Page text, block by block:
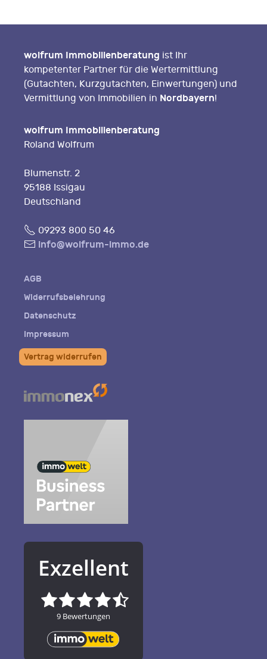
wolfrum Immobilienberatung ist Ihr
kompetenter Partner für die Wertermittlung
(Gutachten, Kurzgutachten, Einwertungen) und
Vermittlung von Immobilien in Nordbayern!
wolfrum Immobilienberatung
Roland Wolfrum
Blumenstr. 2
95188 Issigau
Deutschland
Fon09293 800 50 46
E- info@wolfrum-immo.de
AGB
Widerrufsbelehrung
Datenschutz
Impressum
Vertrag widerrufen